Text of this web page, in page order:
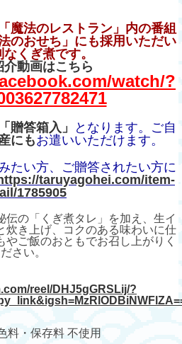
魔法のレストラン」内の番組
のおせち」にも採用いただい
くぎ煮です。
介動画はこちら
watch/?
「贈答箱入」
となります。ご自
にもお遣いいただけます。
たい方、ご贈答されたい方に
taruyagohei.com/item-
1785905
伝の「くぎ煮タレ」を加え、生イ
炊き上げ、コクのある味わいに仕
やご飯のおともでお召し上がりく
ださい。
reel/DHJ5gGRSLij/?
料・保存料 不使用